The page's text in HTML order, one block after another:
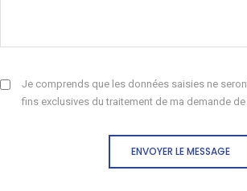
Je comprends que les données saisies ne
fins exclusives du traitement de ma demande
ENVOYER LE MESSAGE